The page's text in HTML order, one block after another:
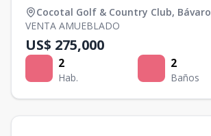
Cocotal Golf & Country Club, Bávaro
VENTA AMUEBLADO
US$ 275,000
2
Hab.
2
Baños